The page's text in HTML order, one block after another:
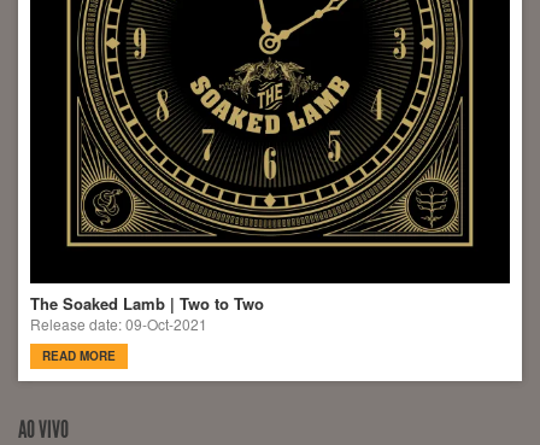
The Soaked Lamb | Two to Two
Release date: 09-Oct-2021
READ MORE
AO VIVO